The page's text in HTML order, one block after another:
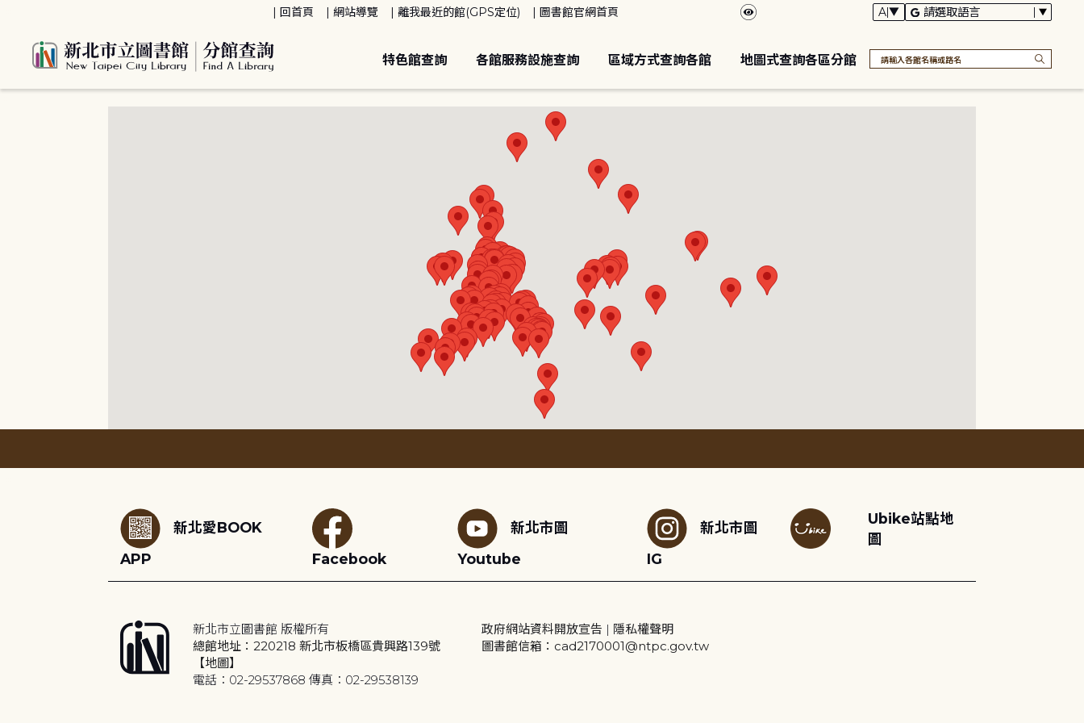
回首頁 網站導覽 離我最近的館(GPS定位) 圖書館官網首頁
特色館查詢 各館服務設施查詢 區域方式查詢各館 地圖式查詢各區分館
新北愛BOOK
APP
Facebook
新北市圖
Youtube
新北市圖
IG
Ubike站點地
圖
新北市立圖書館 版權所有
總館地址：220218 新北市板橋區貴興路139號
【地圖】
電話：02-29537868 傳真：02-29538139
政府網站資料開放宣告 | 隱私權聲明
圖書館信箱：cad2170001@ntpc.gov.tw